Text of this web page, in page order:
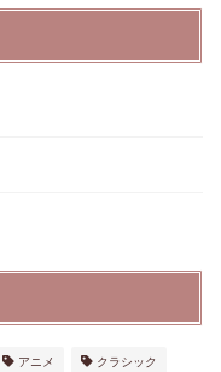
アニメ クラシック